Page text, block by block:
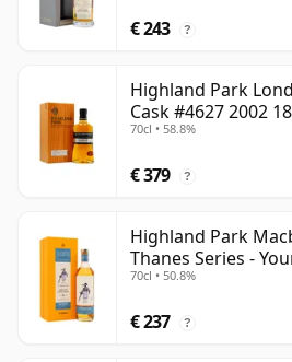
€ 243 ?
Highland Park
Cask #4627 2002
70cl • 58.8%
€ 379 ?
Highland Park
Thanes Series -
jaar oud
70cl • 50.8%
€ 237 ?